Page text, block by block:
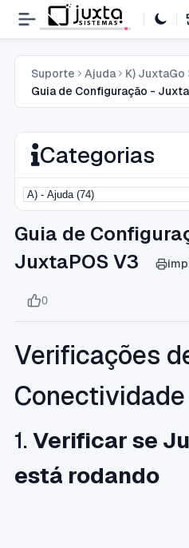
Suporte Ajuda
K) JuxtaGo
Guia de Configuração -
Categorias
Guia de
JuxtaPOS V3
0
Verificações
Conectividade
1. Verificar se
está rodando